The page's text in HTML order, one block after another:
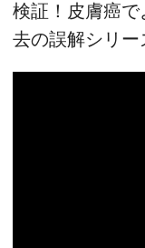
検証！皮膚癌
去の誤解シリー